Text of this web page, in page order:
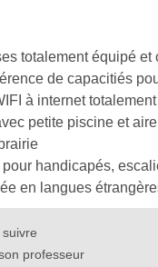
totalement équipé
de capacitiés
à internet
petite piscine et
pour handicapés,
en langues
professeur